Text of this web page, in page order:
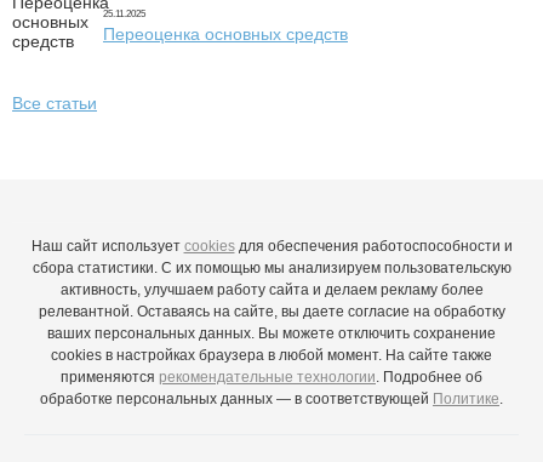
25.11.2025
Переоценка основных средств
Все статьи
Наш сайт использует cookiesдля обеспечения работоспособности и
сбора статистики. С их помощью мы анализируем пользовательскую
активность, улучшаем работу сайта и делаем рекламу более
релевантной. Оставаясь на сайте, вы даете согласие на обработку
ваших персональных данных. Вы можете отключить сохранение
cookies в настройках браузера в любой момент. На сайте также
применяются рекомендательные технологии . Подробнее об
обработке персональных данных — в соответствующей Политике